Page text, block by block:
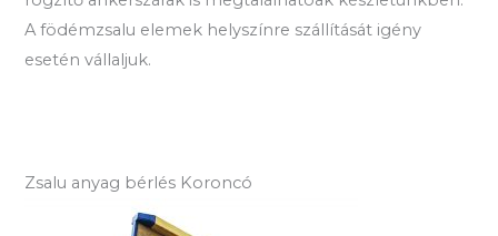
A födémzsalu elemek helyszínre szállítását igény
esetén vállaljuk.
Zsalu anyag bérlés Koroncó